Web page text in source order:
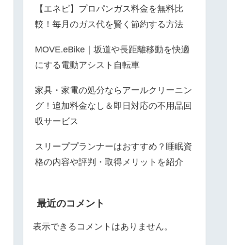
【エネピ】プロパンガス料金を無料比
較！毎月のガス代を賢く節約する方法
MOVE.eBike｜坂道や長距離移動を快適
にする電動アシスト自転車
家具・家電の処分ならアールクリーニン
グ！追加料金なし＆即日対応の不用品回
収サービス
スリーププランナーはおすすめ？睡眠資
格の内容や評判・取得メリットを紹介
最近のコメント
表示できるコメントはありません。